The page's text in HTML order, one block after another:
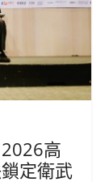
高
定衛武